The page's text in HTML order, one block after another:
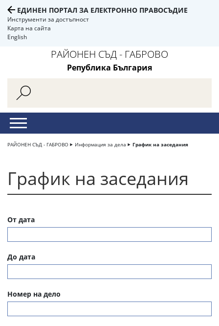
ЕДИНЕН ПОРТАЛ ЗА ЕЛЕКТРОННО ПРАВОСЪДИЕ
Инструменти за достъпност
Карта на сайта
English
РАЙОНЕН СЪД - ГАБРОВО
Република България
РАЙОНЕН СЪД - ГАБРОВО Информация за дела График на заседания
График на заседания
От дата
До дата
Номер на дело